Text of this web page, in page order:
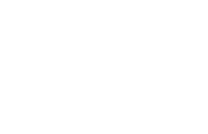
佑が初めて明かした日本代表監督に...